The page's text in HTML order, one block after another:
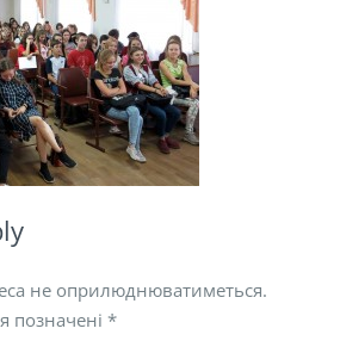
не оприлюднюватиметься.
позначені *